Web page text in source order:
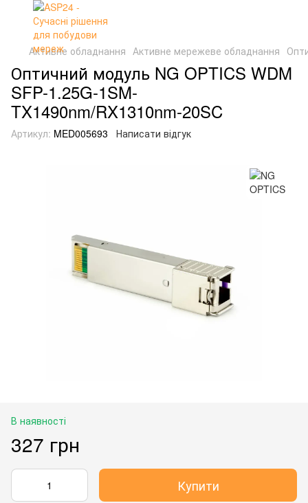
Активне обладнання Активне мережеве обладнання
Оптичний модуль NG OPTICS WDM
SFP-1.25G-1SM-
TX1490nm/RX1310nm-20SC
Артикул: MED005693 Написати відгук
В наявності
327 грн
Купити